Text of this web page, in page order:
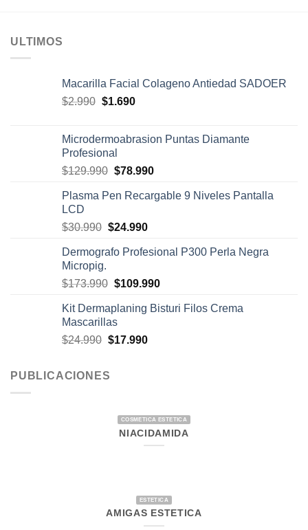
ULTIMOS
Macarilla Facial Colageno Antiedad SADOER
$2.990 El
era:
$2.990.
$1.690El
es:
Microdermoabrasion Puntas Diamante
Profesional
$129.990 El
original
$129.990.
$78.990El
actual
Plasma Pen Recargable 9 Niveles Pantalla
LCD
$30.990 El
original
$30.990.
$24.990El
actual
$24.990.
Dermografo Profesional P300 Perla Negra
Micropig.
$173.990 El
original
era:
$173.990.
$109.990El
actual
Kit Dermaplaning Bisturi Filos Crema
Mascarillas
$24.990 El
era:
$17.990El
PUBLICACIONES
COSMETICA ESTETICA
NIACIDAMIDA
ESTETICA
AMIGAS ESTETICA